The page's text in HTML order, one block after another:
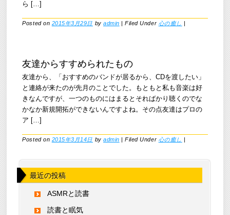
ら […]
Posted on 2015年3月29日 byadmin |Filed Under 心の癒し |
友達からすすめられたもの
友達から、「おすすめのバンドが居るから、CDを渡したい」
と連絡が来たのが先月のことでした。もともと私も音楽は好
きなんですが、一つのものにはまるとそればかり聴くのでな
かなか新規開拓ができないんですよね。その点友達はプロの
ア […]
Posted on 2015年3月14日 byadmin |Filed Under 心の癒し |
最近の投稿
ASMRと読書
読書と眠気